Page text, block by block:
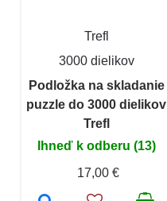
Trefl
3000 dielikov
Podložka na skladanie
puzzle do 3000 dielikov
Trefl
Ihneď k odberu (13)
17,00 €